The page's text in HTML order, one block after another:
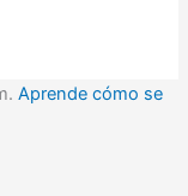
Aprende cómo se